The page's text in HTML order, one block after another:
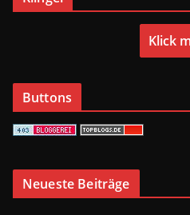
Klick
Buttons
Neueste Beiträge